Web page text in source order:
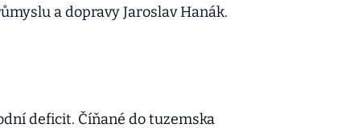
a dopravy Jaroslav Hanák.
deficit. Číňané do tuzemska